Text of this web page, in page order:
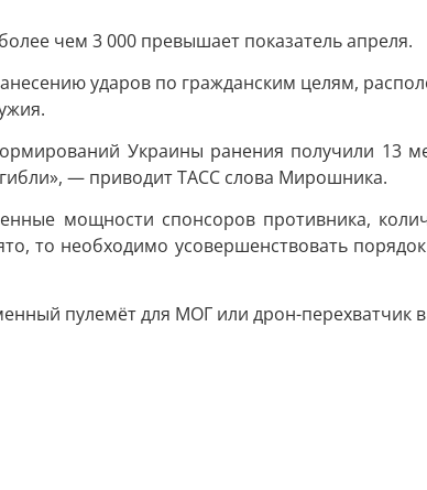
чем 3 000 превышает показатель апреля.
ударов по гражданским целям,
Украины ранения получили 13
— приводит ТАСС слова Мирошника.
мощности спонсоров противника,
то необходимо усовершенствовать
пулемёт для МОГ или дрон-перехватчик